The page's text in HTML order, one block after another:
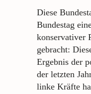
Diese
Bundestag
konservativer
gebracht:
Ergebnis der
der letzten
linke Kräfte